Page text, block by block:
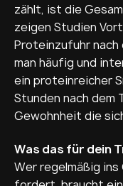
zählt, ist die
zeigen Studien
Proteinzufuhr nach
man häufig und
ein proteinreicher
Stunden nach dem
Gewohnheit die
Was das für dein
Wer regelmäßig